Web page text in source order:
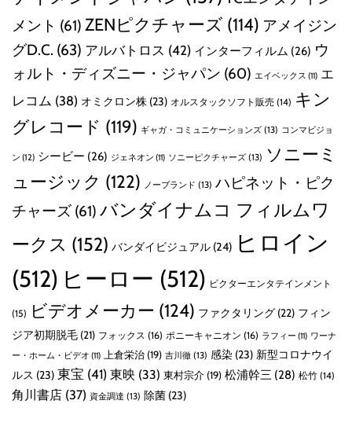
メント (61) ZENピクチャーズ (114) アメイジン
グD.C. (63) アルバトロス (42) インターフィルム (26) ウ
ォルト・ディズニー・ジャパン (60) エイベックス (11) エ
レコム (38) オミクロン株 (23) オルスタックソフト販売 (14) キン
グレコード (119) ギャガ・コミュニケーションズ (13) コンマビジョ
ン (12) シービー (26) ジェネオン (11) ソニーピクチャーズ (13) ソニーミ
ュージック (122) ノーブランド (13) ハピネット・ピク
チャーズ (61) バンダイナムコ フィルムワ
ークス (152) バンダイビジュアル (24) ヒロイン
(512) ヒーロー (512) ビクターエンタテインメント
(15) ビデオメーカー (124) ファクタリング (22) フィン
ジア初期脱毛 (21) フォックス (16) ポニーキャニオン (16) ラフィー (11) ワーナ
ー・ホーム・ビデオ (11) 上倉栄治 (19) 吉川徹 (13) 感染 (23) 新型コロナウイ
ルス (23) 東宝 (41) 東映 (33) 東村宗介 (19) 松浦幹三 (28) 松竹 (14)
角川書店 (37) 資金調達 (13) 除菌 (23)